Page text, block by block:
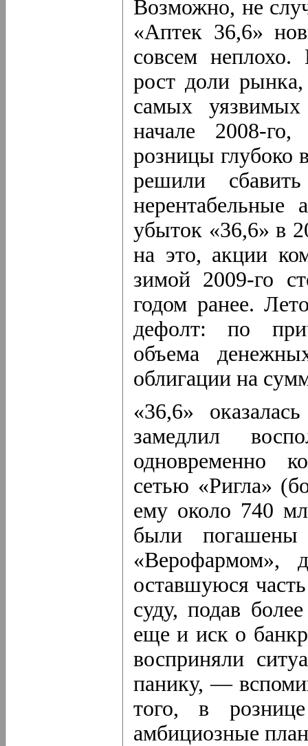
Возможно, не
«Аптек 36,6»
совсем
рост доли
самых
начале 2008-
розницы глубоко
решили
убыток «36,6» в
на это, акции
зимой 2009-го
годом ранее.
дефолт: по
объема
облигации на
«36,6»
замедлил
одновременно
сетью «Ригла»
ему около 740
были погашены
«Верофармом»,
оставшуюся
суду, подав
еще и иск о
восприняли
панику, —
того, в
амбициозные